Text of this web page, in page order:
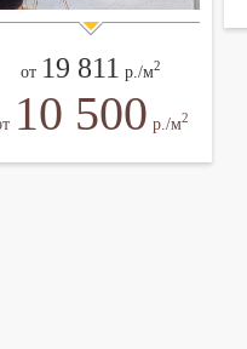
от 19 811 р./м2
10 500 р./м2